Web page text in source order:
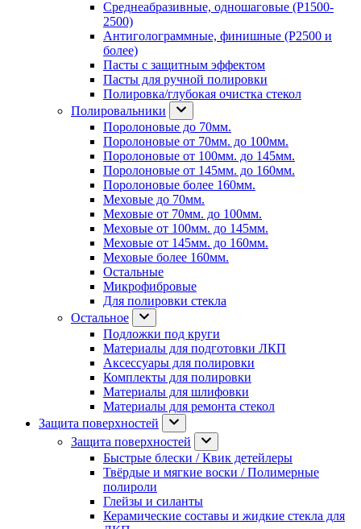
Среднеабразивные, одношаговые (P1500-
2500)
Антиголограммные, финишные (P2500 и
более)
Пасты с защитным эффектом
Пасты для ручной полировки
Полировка/глубокая очистка стекол
Полировальники
Поролоновые до 70мм.
Поролоновые от 70мм. до 100мм.
Поролоновые от 100мм. до 145мм.
Поролоновые от 145мм. до 160мм.
Поролоновые более 160мм.
Меховые до 70мм.
Меховые от 70мм. до 100мм.
Меховые от 100мм. до 145мм.
Меховые от 145мм. до 160мм.
Меховые более 160мм.
Остальные
Микрофибровые
Для полировки стекла
Остальное
Подложки под круги
Материалы для подготовки ЛКП
Аксессуары для полировки
Комплекты для полировки
Материалы для шлифовки
Материалы для ремонта стекол
Защита поверхностей
Защита поверхностей
Быстрые блески / Квик детейлеры
Твёрдые и мягкие воски / Полимерные
полироли
Глейзы и силанты
Керамические составы и жидкие стекла для